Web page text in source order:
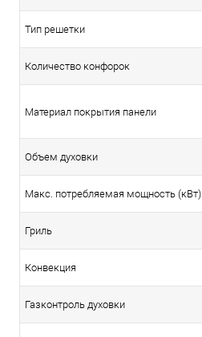
Тип решетки
Количество конфорок
Материал покрытия панели
Объем духовки
Макс. потребляемая мощность (кВт)
Гриль
Конвекция
Газконтроль духовки